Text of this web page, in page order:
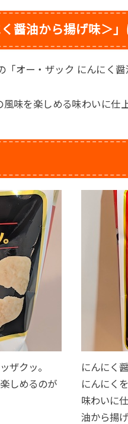
醤油から揚げ味＞
「オー・ザック にんにく
味を楽しめる味わいに仕
ザクッ。
しめるのが
にんにく
にんにく
味わいに
油から揚げ